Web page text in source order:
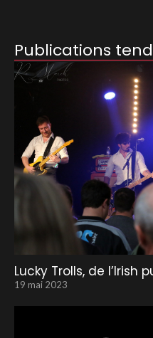
Publications
Lucky Trolls, de l’Irish
19 mai 2023